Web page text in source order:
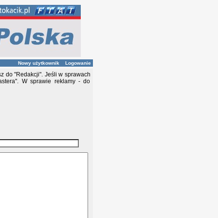
Nowy użytkownik Logowanie
do "Redakcji". Jeśli w sprawach
W sprawie reklamy - do